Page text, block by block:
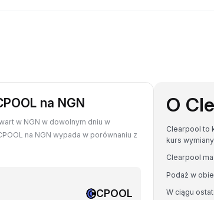
na NGN
w NGN w dowolnym dniu w
na NGN wypada w porównaniu z
CPOOL
O
Clearpool to
kurs
Clearpool
Podaż w
W ciągu